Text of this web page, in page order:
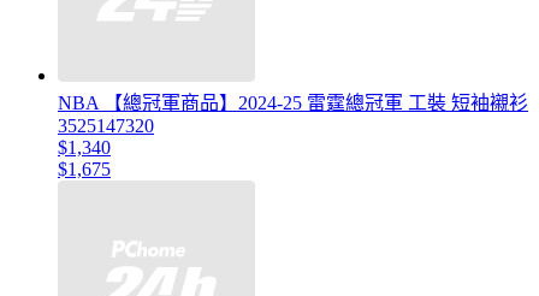
NBA 【總冠軍商品】2024-25 雷霆總冠軍 工裝 短袖襯衫
3525147320
$1,340
$1,675